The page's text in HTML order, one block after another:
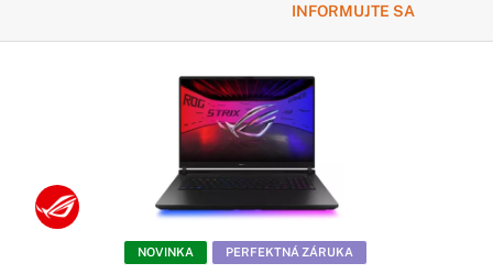
INFORMUJTE SA
NOVINKA PERFEKTNÁ ZÁRUKA